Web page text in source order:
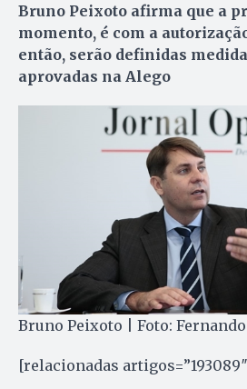
Bruno Peixoto afirma que a
momento, é com a
então, serão definidas
aprovadas na Alego
Bruno Peixoto | Foto:
[relacionadas